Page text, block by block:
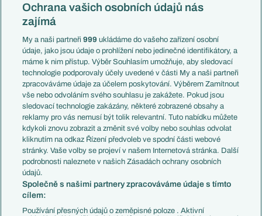
Mistrovství světa
Liga národů
Témata
Představení týmů MS
EuroSkauting
PL v kostce
Evropské koeficienty
Přestupy
Přestupové spekulace
Zranění
Kluby
Arsenal FC
Chelsea FC
Manchester United
AC Milán
Juventus FC
Česko
Francie
Itálie
Německo
Španělsko
Argentina
Brazílie
Přestupy
Zápasy
Livescore
Tipovací soutěž
Ochrana vašich osobních údajů nás
zajímá
My a naši partneři999 ukládáme do vašeho zařízení osobní
údaje, jako jsou údaje o prohlížení nebo jedinečné identifikátory, a
máme k nim přístup. Výběr Souhlasím umožňuje, aby sledovací
technologie podporovaly účely uvedené v části My a naši partneři
zpracováváme údaje za účelem poskytování. Výběrem Zamítnout
vše nebo odvoláním svého souhlasu je zakážete. Pokud jsou
sledovací technologie zakázány, některé zobrazené obsahy a
reklamy pro vás nemusí být tolik relevantní. Tuto nabídku můžete
kdykoli znovu zobrazit a změnit své volby nebo souhlas odvolat
kliknutím na odkaz Řízení předvoleb ve spodní části webové
stránky. Vaše volby se projeví v našem Internetová stránka. Další
podrobnosti naleznete v našich Zásadách ochrany osobních
údajů.
Společně s našimi partnery zpracováváme údaje s tímto
cílem:
Používání přesných údajů o zeměpisné poloze . Aktivní